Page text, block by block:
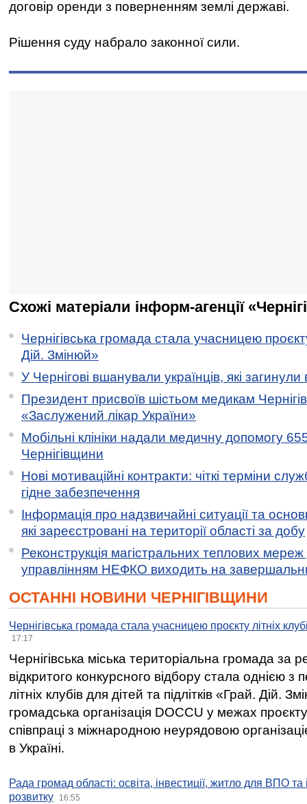
договір оренди з поверненням землі державі.
Рішення суду набрало законної сили.
Схожі матеріали інформ-агенції
Чернігівська громада стала учасницею
Дій. Змінюй»
У Чернігові вшанували українців, які загинули
Президент присвоїв шістьом медикам
«Заслужений лікар України»
Мобільні клініки надали медичну допомогу
Чернігівщини
Нові мотиваційні контракти: чіткі терміни
гідне забезпечення
Інформація про надзвичайні ситуації та
які зареєстровані на території області за добу
Реконструкція магістральних теплових мереж
управлінням НЕФКО виходить на
ОСТАННІ НОВИНИ ЧЕРНІГІВЩИНИ
Чернігівська громада стала учасницею проєкту літніх
17:17
Чернігівська міська територіальна громада за
відкритого конкурсного відбору стала однією
літніх клубів для дітей та підлітків «Грай. Дій.
громадська організація DOCCU у межах
співпраці з міжнародною неурядовою
в Україні.
Рада громад області: освіта, інвестиції, житло для ВПО
розвитку
16:55